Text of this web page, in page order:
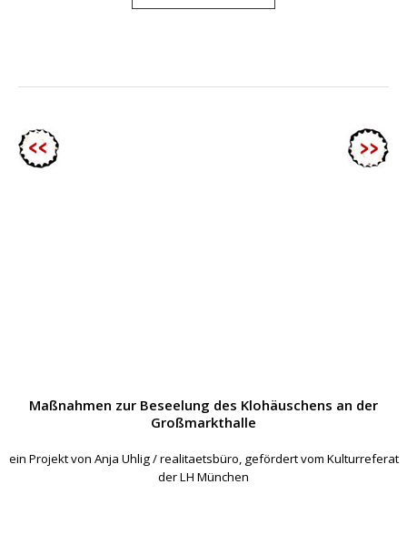
Maßnahmen zur Beseelung des Klohäuschens an der
Großmarkthalle
ein Projekt von Anja Uhlig / realitaetsbüro, gefördert vom Kulturreferat
der LH München